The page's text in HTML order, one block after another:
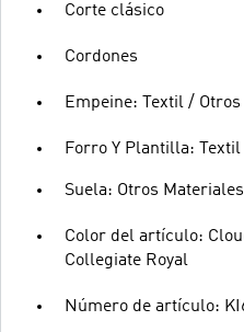
Corte clásico
Cordones
Empeine: Textil /
Forro Y Plantilla: Textil
Suela: Otros Materiales
Color del artículo:
Collegiate Royal
Número de artículo: